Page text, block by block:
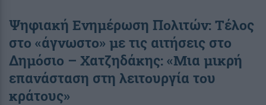
Ψηφιακή Ενημέρωση Πολιτών: Τέλος
στο «άγνωστο» με τις αιτήσεις στο
Δημόσιο – Χατζηδάκης: «Μια μικρή
επανάσταση στη λειτουργία του
κράτους»